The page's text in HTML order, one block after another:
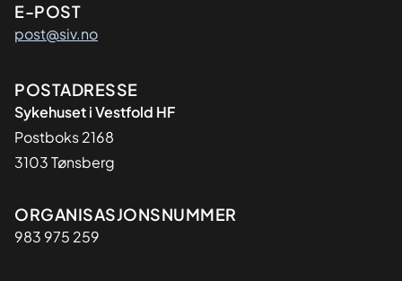
E-POST
post@siv.no
Adresse
POSTADRESSE
Sykehuset i Vestfold HF
Postboks 2168
3103 Tønsberg
Organisasjon
ORGANISASJONSNUMMER
983 975 259